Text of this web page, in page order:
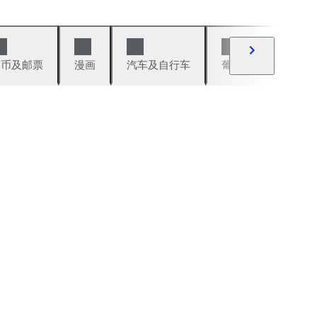
及邮票 漫画 汽车及自行车 葡萄酒及烈性酒